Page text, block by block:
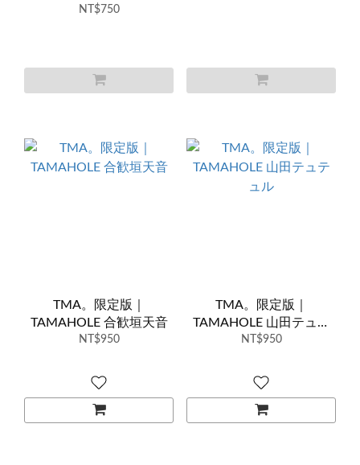
NT$750
TMA。限定版｜
TAMAHOLE 合歓垣天音
NT$950
TMA。限定版｜
TAMAHOLE 山田テュテ
ュル
NT$950